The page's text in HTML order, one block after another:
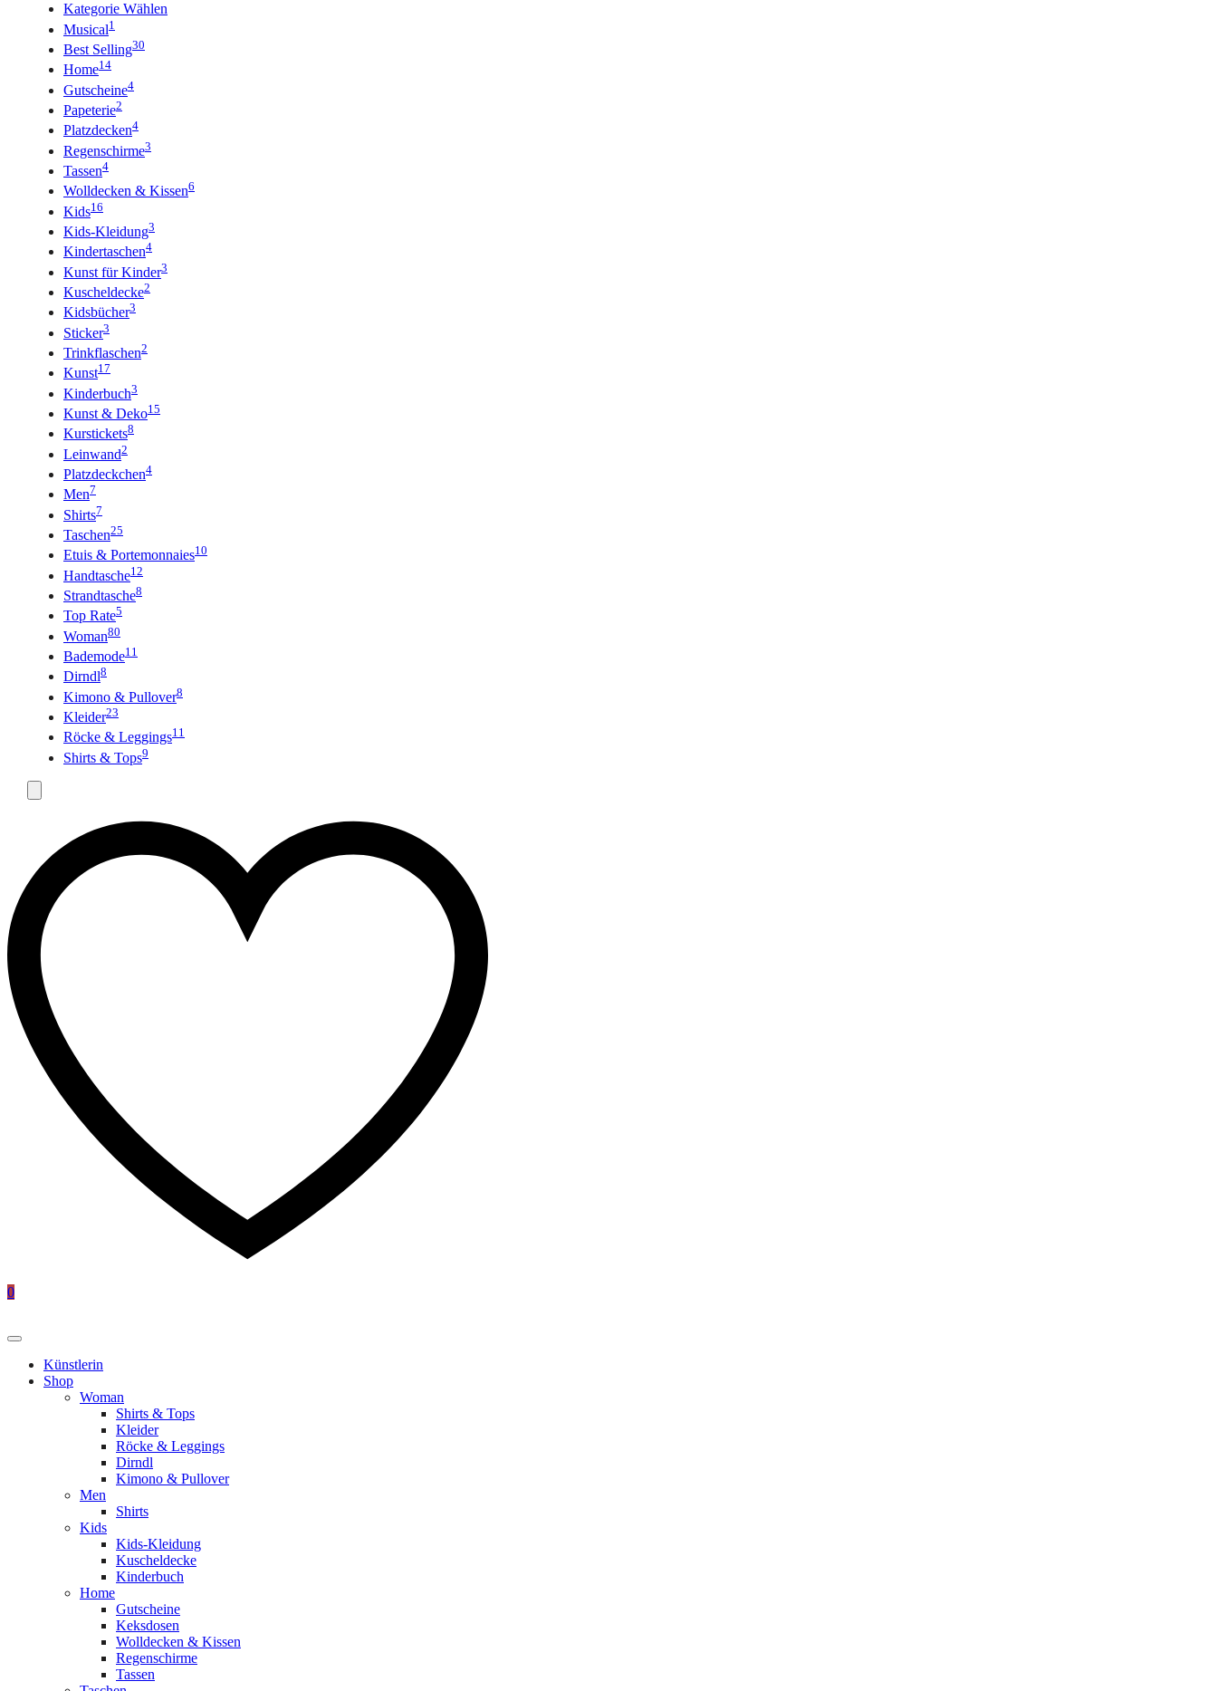
Kategorie Wählen
Musical1
Best Selling30
Home14
Gutscheine4
Papeterie2
Platzdecken4
Regenschirme3
Tassen4
Wolldecken & Kissen6
Kids16
Kids-Kleidung3
Kindertaschen4
Kunst für Kinder3
Kuscheldecke2
Kidsbücher3
Sticker3
Trinkflaschen2
Kunst17
Kinderbuch3
Kunst & Deko15
Kurstickets8
Leinwand2
Platzdeckchen4
Men7
Shirts7
Taschen25
Etuis & Portemonnaies10
Handtasche12
Strandtasche8
Top Rate5
Woman80
Bademode11
Dirndl8
Kimono & Pullover8
Kleider23
Röcke & Leggings11
Shirts & Tops9
0
Künstlerin
Shop
Woman
Shirts & Tops
Kleider
Röcke & Leggings
Dirndl
Kimono & Pullover
Men
Shirts
Kids
Kids-Kleidung
Kuscheldecke
Kinderbuch
Home
Gutscheine
Keksdosen
Wolldecken & Kissen
Regenschirme
Tassen